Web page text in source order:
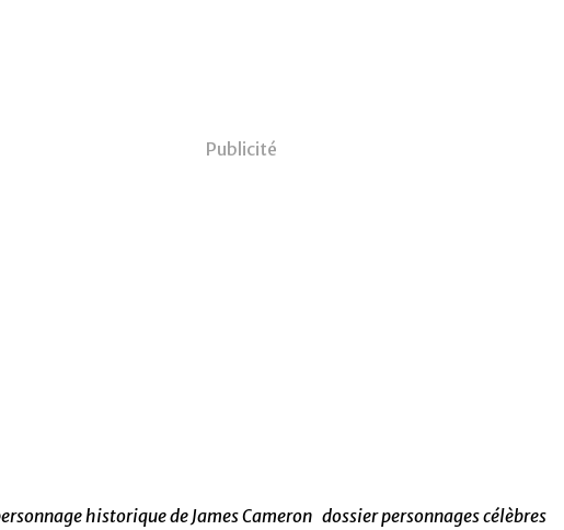
Publicité
historique de James Cameron dossier personnages célèbres